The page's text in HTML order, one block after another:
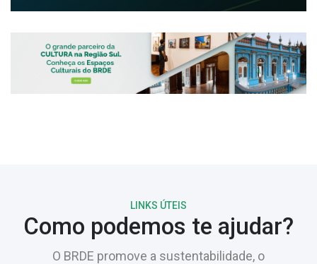
LINKS ÚTEIS
Como podemos te ajudar?
O BRDE promove a sustentabilidade, o